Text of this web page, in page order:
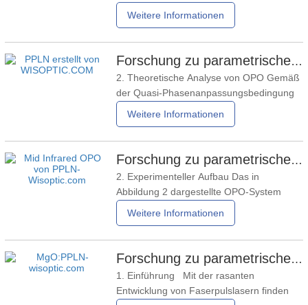
Durchgang durch den Isolationskollimator
Leistungsmessgerät (Ophir FL250 A-BB-
50) gemessen, und die Ergebnisse sind in
Abbildung 4 dargestellt.Es ist ersichtlich,
Weitere Informationen
Forschung zu parametrischen Oszillatoren im mittleren Infrarotbereich – Teil 04
2. Theoretische Analyse von OPO Gemäß
der Quasi-Phasenanpassungsbedingung
Erhaltungssätze während des
Frequenzumwandlungsprozesses des
OPO lauten wie folgt: 1/λP = 1/λS + 1/
λich (1) NP/λP -NS/λS-Nich/λich - 1/Λ =
0 (2) In dieser
Weitere Informationen
Forschung zu parametrischen Oszillatoren im mittleren Infrarotbereich – Teil 03
2. Experimenteller Aufbau Das in
Abbildung 2 dargestellte OPO-System
Strahlteiler (PBS), einer Halbwellenplatte
Kopplungslinsengruppe (M1 und M2),
Resonatorspiegeln (M3 und M4), einem
MgO:PPLN-Kristall, einem temperierbaren
Weitere Informationen
Forschung zu parametrischen Oszillatoren im mittleren Infrarotbereich – Teil 02
1. Einführung Mit der rasanten
Entwicklung von Faserpulslasern finden